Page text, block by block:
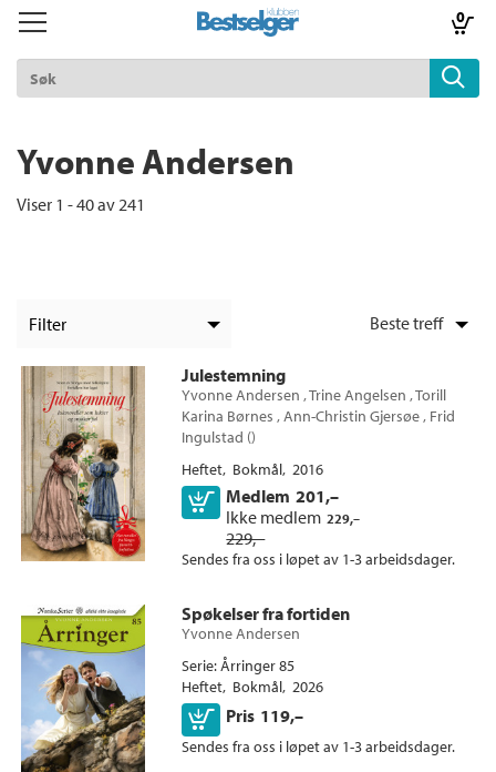
Toggle
Toggle
navigation
TIL FORSIDEN
0
Yvonne Andersen
Viser 1 - 40 av 241
Filter
KATEGORI
Alle
Skjønnlitteratur (205)
Ebøker (128)
Lydbøker (35)
STATUS +
Alle
Kommende utgivelser (1)
FORMAT
Alle
Heftet (113)
Ebok (92)
SPRÅK
Alle
SERIER +
Årringer (183)
Novemberbarn (40)
Julestemning (4)
Sommerstemning (1)
Julestemning
Yvonne Andersen ,Trine Angelsen ,Torill
Karina Børnes ,Ann-Christin Gjersøe, Frid
Ingulstad ()
Heftet Bokmål 2016
Medlem 201,–
Ikke medlem 229,–
229,–
Kjøp
Sendes fra oss i løpet av 1-3 arbeidsdager.
Spøkelser fra fortiden
Yvonne Andersen
Serie Årringer 85
Heftet Bokmål 2026
Pris 119,–
Kjøp
Sendes fra oss i løpet av 1-3 arbeidsdager.